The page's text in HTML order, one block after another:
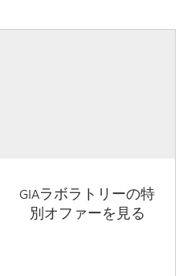
GIAラボラトリーの特
別オファーを見る